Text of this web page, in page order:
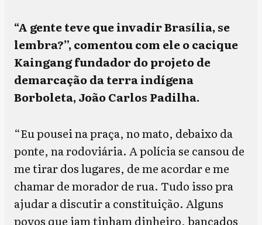
“A gente teve que invadir Brasília, se
lembra?”, comentou com ele o cacique
Kaingang fundador do projeto de
demarcação da terra indígena
Borboleta, João Carlos Padilha.
“Eu pousei na praça, no mato, debaixo da
ponte, na rodoviária. A polícia se cansou de
me tirar dos lugares, de me acordar e me
chamar de morador de rua. Tudo isso pra
ajudar a discutir a constituição. Alguns
povos que iam tinham dinheiro, bancados